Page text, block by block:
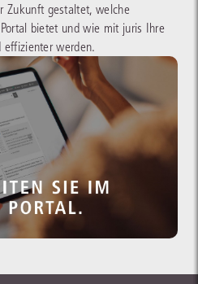
Zukunft gestaltet, welche
bietet und wie mit juris Ihre
effizienter werden.